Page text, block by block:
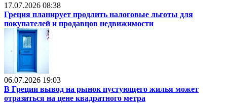
17.07.2026 08:38
Греция планирует продлить налоговые льготы для
покупателей и продавцов недвижимости
06.07.2026 19:03
В Греции вывод на рынок пустующего жилья может
отразиться на цене квадратного метра